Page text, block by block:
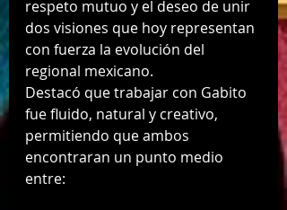
respeto mutuo y el deseo de unir
dos visiones que hoy representan
con fuerza la evolución del
regional mexicano.
Destacó que trabajar con Gabito
fue fluido, natural y creativo,
permitiendo que ambos
encontraran un punto medio
entre: